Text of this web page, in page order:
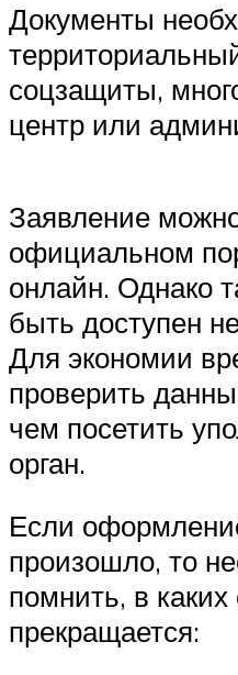
Документы
соцзащиты,
центр или
Заявление
официальном
онлайн. Однако
быть доступен
Для экономии
проверить
чем посетить
орган.
Если
произошло, то
помнить, в
прекращается: